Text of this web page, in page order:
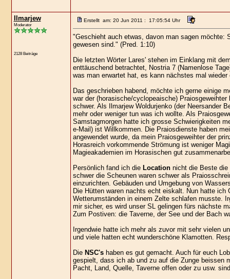
Ilmarjew
Moderator
2128 Beiträge
Erstellt am: 20 Jun 2011 : 17:05:54 Uhr
"Geschieht auch etwas, davon man sagen möchte:
gewesen sind." (Pred. 1:10)
Die letzten Wörter Lares' stehen im Einklang mit
enttäuschend betrachtet, Nostria 7 (Namenlose
was man erwartet hat, es kann nächstes mal
Das geschrieben habend, möchte ich gerne einige
war der (horasische/cyclopeaische) Praiosgeweihter
schwer. Als Ilmarjew Woldurjenko (der Neersander
mehr oder weniger tun was ich wollte. Als
Samstagmorgen hatte ich grosse Schwierigkeiten
e-Mail) ist Willkommen. Die Praiosdienste haben
angewendet wurde, da mein Praiosgeweihter der
Horasreich vorkommende Strömung ist weniger
Magieakademien im Horasischen gut
Persönlich fand ich die Locationnicht die Beste die
schwer die Scheunen waren schwer als
einzurichten. Gebäuden und Umgebung von
Die Hütten waren nachts echt eiskalt. Nun hatte
Wetterumständen in einem Zelte schlafen musste.
mir sicher, es wird unser SL gelingen fürs nächste
Zum Postiven: die Taverne, der See und der Bach
Irgendwie hatte ich mehr als zuvor mit sehr vielen
und viele hatten echt wunderschöne Klamotten.
Die NSC'shaben es gut gemacht. Auch für euch
gespielt, dass ich ab und zu auf die Zunge beissen
Pacht, Land, Quelle, Taverne offen oder zu usw.